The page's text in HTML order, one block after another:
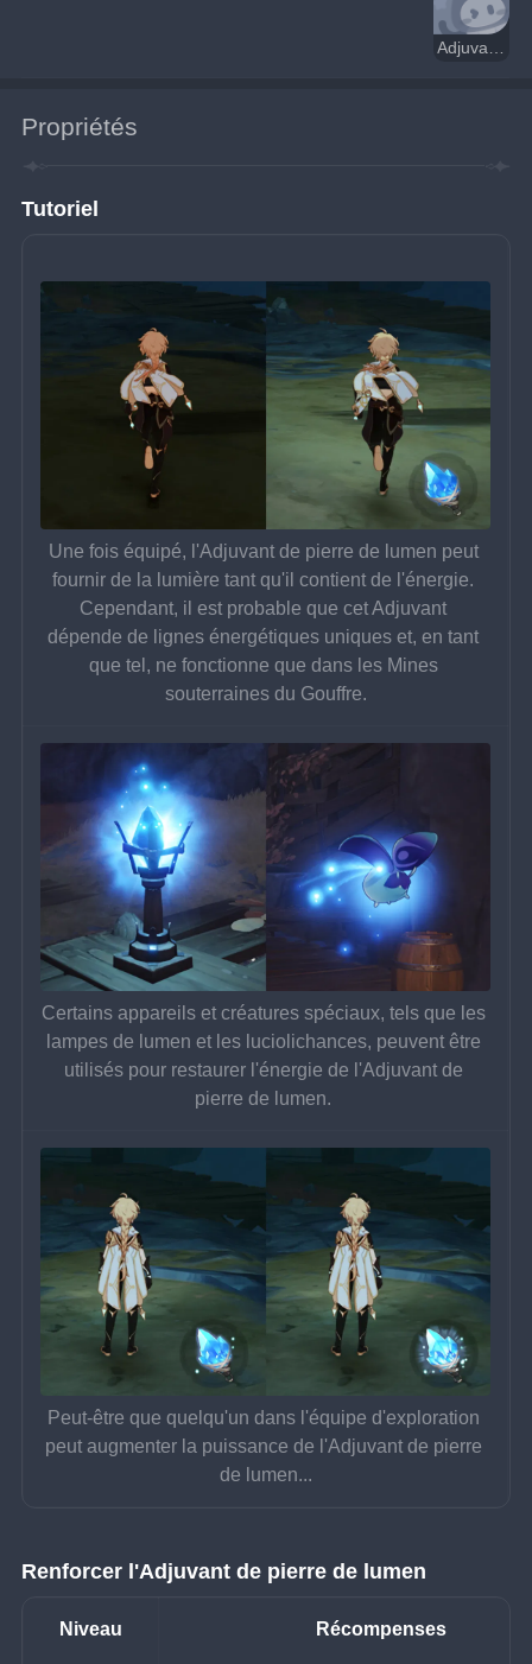
Propriétés
Tutoriel
Une fois équipé, l'Adjuvant de pierre de lumen peut
fournir de la lumière tant qu'il contient de l'énergie.
Cependant, il est probable que cet Adjuvant
dépende de lignes énergétiques uniques et, en tant
que tel, ne fonctionne que dans les Mines
souterraines du Gouffre.
Certains appareils et créatures spéciaux, tels que les
lampes de lumen et les luciolichances, peuvent être
utilisés pour restaurer l'énergie de l'Adjuvant de
pierre de lumen.
Peut-être que quelqu'un dans l'équipe d'exploration
peut augmenter la puissance de l'Adjuvant de pierre
de lumen...
Renforcer l'Adjuvant de pierre de lumen
Niveau Récompenses